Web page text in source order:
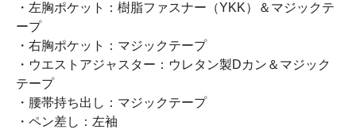
・左胸ポケット：樹脂ファスナー（YKK）＆マジックテ
ープ
・右胸ポケット：マジックテープ
・ウエストアジャスター：ウレタン製Dカン＆マジック
テープ
・腰帯持ち出し：マジックテープ
・ペン差し：左袖